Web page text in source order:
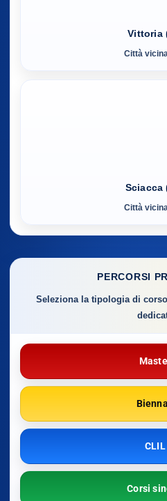
Vittoria
Città
Sciacca
Città
PERCORSI
Seleziona la tipologia di
CLIL
Corsi